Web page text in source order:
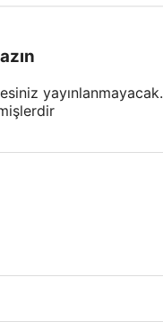
yayınlanmayacak.